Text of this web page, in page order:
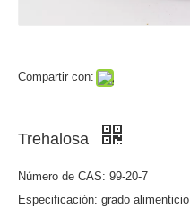
Compartir con:
Trehalosa
Número de CAS: 99-20-7
Especificación: grado alimenticio